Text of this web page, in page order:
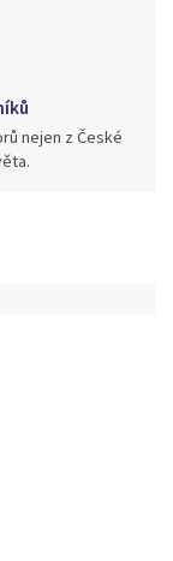
nejen z České